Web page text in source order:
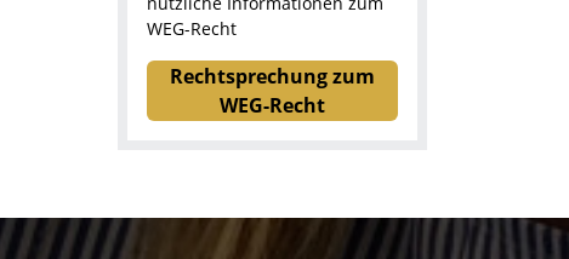
WEG-Recht
Rechtsprechung zum
WEG-Recht